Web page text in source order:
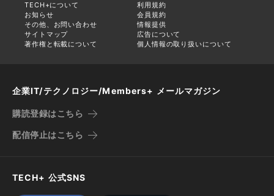
TECH+について
利用規約
お知らせ
会員規約
その他、お問い合わせ
情報提供
サイトマップ
広告について
著作権と転載について
個人情報の取り扱いについて
企業IT/テクノロジー/Members+ メールマガジン
購読登録はこちら
配信停止はこちら
TECH+ 公式SNS